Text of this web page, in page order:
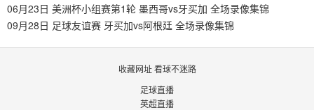
06月23日 美洲杯小组赛第1轮 墨西哥vs牙买加 全场录像集锦
09月28日 足球友谊赛 牙买加vs阿根廷 全场录像集锦
收藏网址 看球不迷路
足球直播
英超直播